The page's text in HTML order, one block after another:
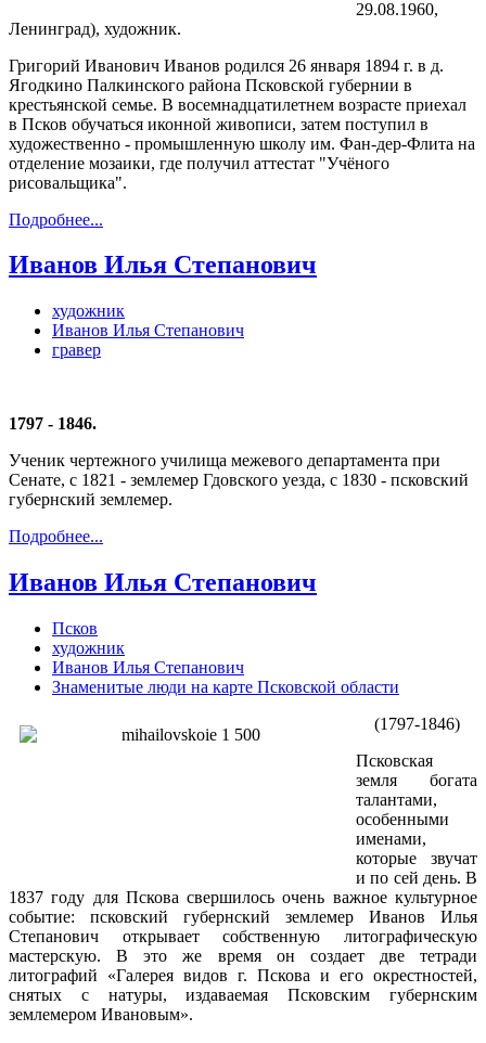
29.08.1960,
Ленинград), художник.
Григорий Иванович Иванов родился 26 января 1894 г. в д.
Ягодкино Палкинского района Псковской губернии в
крестьянской семье. В восемнадцатилетнем возрасте приехал
в Псков обучаться иконной живописи, затем поступил в
художественно - промышленную школу им. Фан-дер-Флита на
отделение мозаики, где получил аттестат "Учёного
рисовальщика".
Подробнее...
Иванов Илья Степанович
художник
Иванов Илья Степанович
гравер
1797 - 1846.
Ученик чертежного училища межевого департамента при
Сенате, с 1821 - землемер Гдовского уезда, с 1830 - псковский
губернский землемер.
Подробнее...
Иванов Илья Степанович
Псков
художник
Иванов Илья Степанович
Знаменитые люди на карте Псковской области
(1797-1846)
Псковская
земля богата
талантами,
особенными
именами,
которые звучат
и по сей день. В
1837 году для Пскова свершилось очень важное культурное
событие: псковский губернский землемер Иванов Илья
Степанович открывает собственную литографическую
мастерскую. В это же время он создает две тетради
литографий «Галерея видов г. Пскова и его окрестностей,
снятых с натуры, издаваемая Псковским губернским
землемером Ивановым».